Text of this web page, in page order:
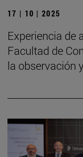
17 | 10 | 2025
Experiencia de
Facultad de
la observación